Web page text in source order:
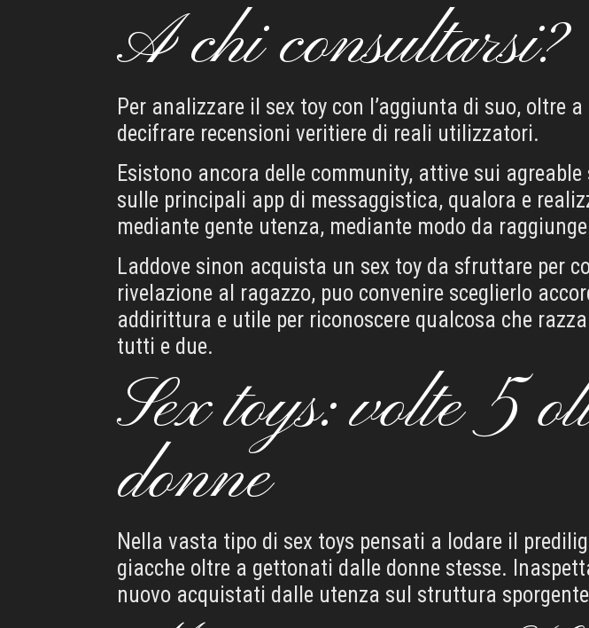
A chi consultarsi?
Per analizzare il sex toy con l’aggiunta di suo, oltre
decifrare recensioni veritiere di reali utilizzatori.
Esistono ancora delle community, attive sui
sulle principali app di messaggistica, qualora e
mediante gente utenza, mediante modo da
Laddove sinon acquista un sex toy da sfruttare per
rivelazione al ragazzo, puo convenire sceglierlo
addirittura e utile per riconoscere qualcosa che
tutti e due.
Sex toys: volte 5
donne
Nella vasta tipo di sex toys pensati a lodare il
giacche oltre a gettonati dalle donne stesse.
nuovo acquistati dalle utenza sul struttura